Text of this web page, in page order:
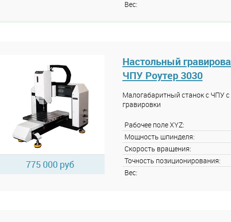
Вес:
775 000 руб
Настольный
ЧПУ Роутер 3030
Малогабаритный станок с ЧПУ
гравировки
Рабочее поле XYZ:
Мощность шпинделя:
Скорость вращения:
Точность позиционирования:
Вес: